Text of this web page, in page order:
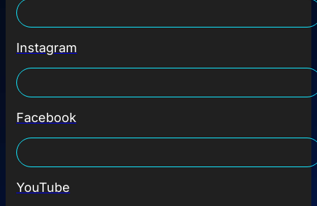
Instagram
Facebook
YouTube